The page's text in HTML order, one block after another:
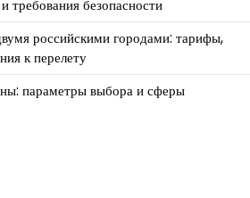
требования безопасности
российскими городами: тарифы,
к перелету
параметры выбора и сферы